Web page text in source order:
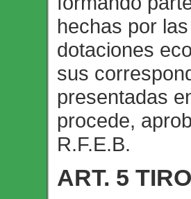
hechas por
dotaciones
sus
presentadas
procede,
R.F.E.B.
ART. 5